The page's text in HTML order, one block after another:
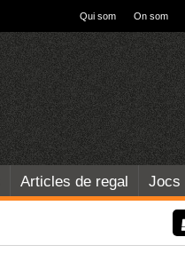
Qui som On som
Articles de regal Jocs